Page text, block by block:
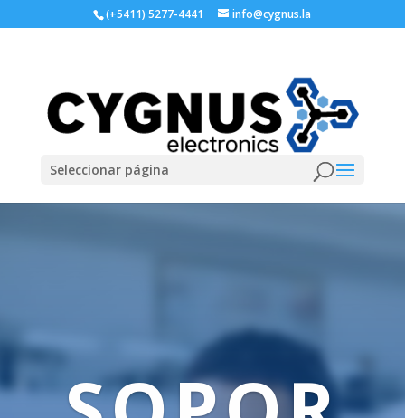
(+5411) 5277-4441 info@cygnus.la
Seleccionar página